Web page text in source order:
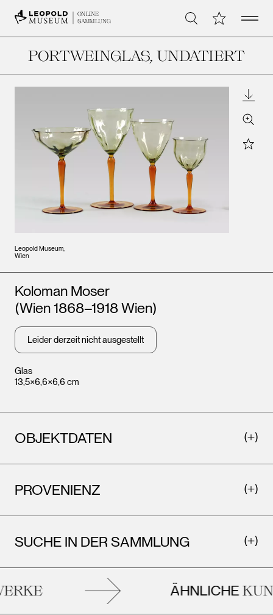
ONLINE
SAMMLUNG
Suche Meine Open
PORTWEINGLAS, UNDATIERT
Leopold Museum,
Wien
Zoom
Star
Glas
13,5×6,6×6,6 cm
Künstler*innen
Koloman Moser
(Wien 1868–1918 Wien)
Leider derzeit nicht ausgestellt
OBJEKTDATEN
PROVENIENZ
SUCHE IN DER SAMMLUNG
ÄHNLICHE